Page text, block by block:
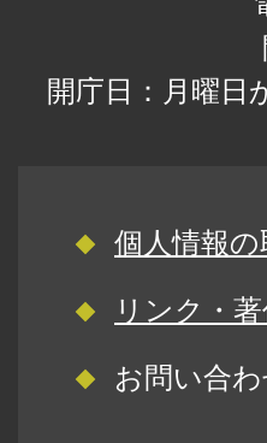
開庁日：月曜日
個人情報
リンク・
お問い合